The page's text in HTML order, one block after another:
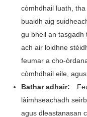
còmhdhail luath,
buaidh aig
gu bheil an tasgadh
ach air loidhne
feumar a cho-
còmhdhail eile,
Bathar adhair:
làimhseachadh
agus dleastanasan